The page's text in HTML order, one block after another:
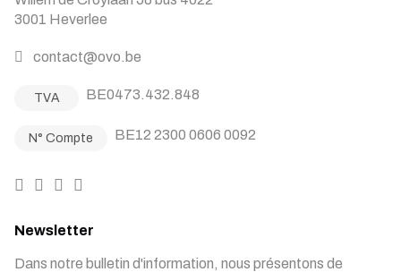
3001 Heverlee
contact@ovo.be
TVA BE0473.432.848
N° Compte BE12 2300 0606 0092
Newsletter
Dans notre bulletin d'information, nous présentons de